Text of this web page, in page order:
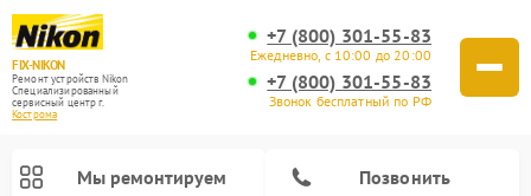
FIX-NIKON
Ремонт устройств Nikon
Специализированный
cервисный центр г.
Кострома
+7 (800) 301-55-83
Ежедневно, с 10:00 до 20:00
+7 (800) 301-55-83
Звонок бесплатный по РФ
Мы ремонтируем Позвонить